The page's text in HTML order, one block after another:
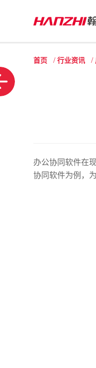
首页 /行业资讯 /
办公协同软件在
协同软件为例，